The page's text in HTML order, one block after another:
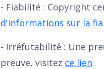
- Fiabilité : Copyright
d'informations sur la
- Irréfutabilité : Une
preuve, visitez ce lien.